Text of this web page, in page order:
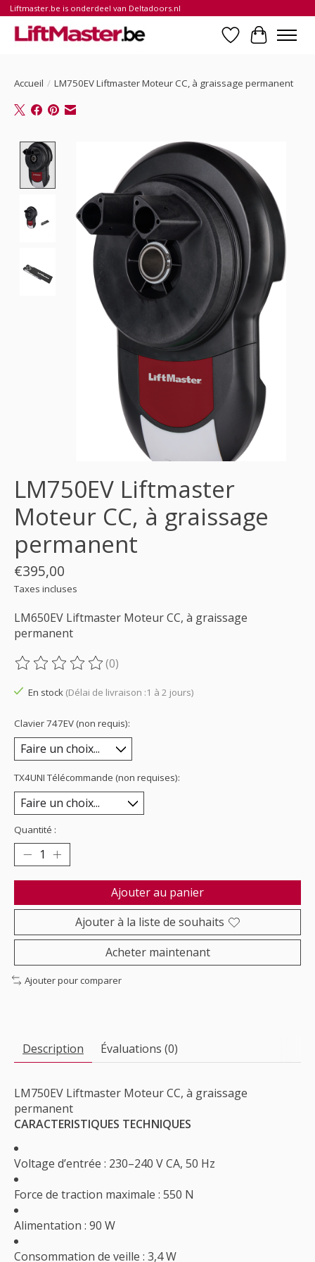
Liftmaster.be is onderdeel van Deltadoors.nl
Liste dePanier
Accueil / LM750EV Liftmaster Moteur CC, à graissage permanent
Product image slideshow Items
LM750EV Liftmaster
Moteur CC, à graissage
permanent
€395,00
Taxes incluses
LM650EV Liftmaster Moteur CC, à graissage
permanent
Ce produit est évalué à
(0)
En stock (Délai de livraison :1 à 2 jours)
Clavier 747EV (non requis):
TX4UNI Télécommande (non requises):
Quantité :
Ajouter au panier
Ajouter à la liste de souhaits
Acheter maintenant
Ajouter pour comparer
Description Évaluations (0)
LM750EV Liftmaster Moteur CC, à graissage
permanent
CARACTERISTIQUES TECHNIQUES
Voltage d’entrée : 230–240 V CA, 50 Hz
Force de traction maximale : 550 N
Alimentation : 90 W
Consommation de veille : 3,4 W